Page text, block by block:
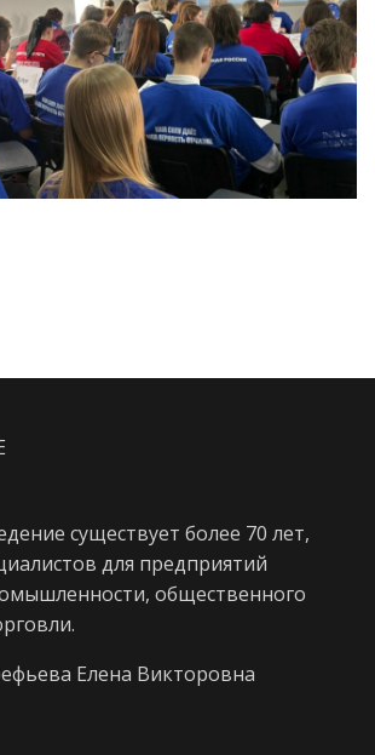
существует более 70 лет,
для предприятий
общественного
Елена Викторовна